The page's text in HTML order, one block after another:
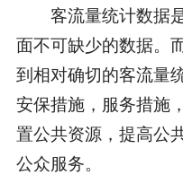
客流量统计数据是
面不可缺少的数据。
到相对确切的客流量
安保措施，服务措施
置公共资源，提高公
公众服务。